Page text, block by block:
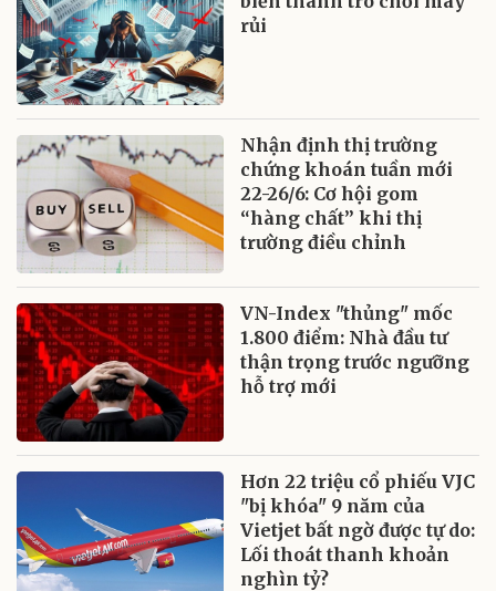
rủi
Nhận định thị trường
chứng khoán tuần mới
22-26/6: Cơ hội gom
“hàng chất” khi thị
trường điều chỉnh
VN-Index "thủng" mốc
1.800 điểm: Nhà đầu tư
thận trọng trước ngưỡng
hỗ trợ mới
Hơn 22 triệu cổ phiếu VJC
"bị khóa" 9 năm của
Vietjet bất ngờ được tự do:
Lối thoát thanh khoản
nghìn tỷ?